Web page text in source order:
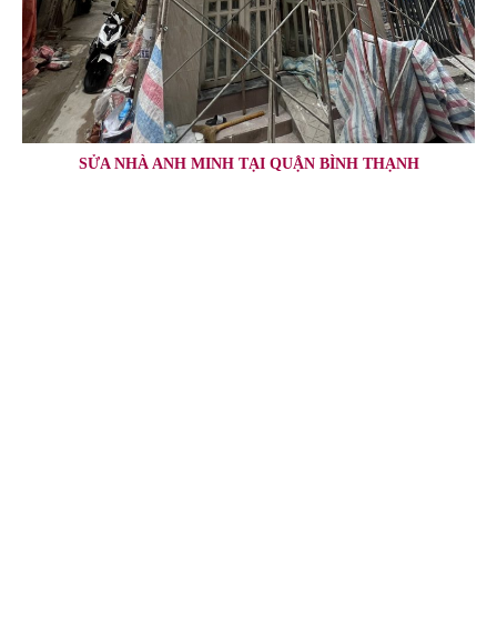
SỬA NHÀ ANH MINH TẠI QUẬN BÌNH THẠNH